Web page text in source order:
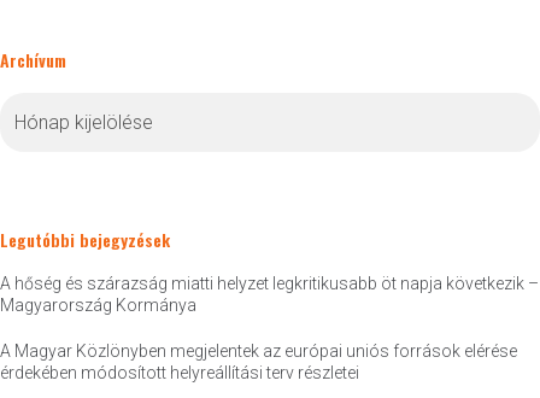
Archívum
Legutóbbi bejegyzések
A hőség és szárazság miatti helyzet legkritikusabb öt napja következik –
Magyarország Kormánya
A Magyar Közlönyben megjelentek az európai uniós források elérése
érdekében módosított helyreállítási terv részletei